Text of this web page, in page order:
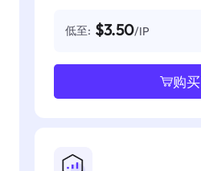
低至: $3.50/IP
购买